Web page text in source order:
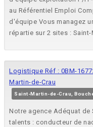
au Référentiel Emploi
d'équipe Vous managez
répartie sur 2 sites :
Logistique Réf : 0BM-
Martin-de-Crau
Saint-Martin-de-Crau,
Notre agence Adéquat de
talents : conducteur de